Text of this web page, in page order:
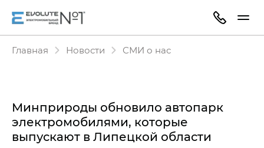
Главная Новости СМИ о нас
Минприроды обновило автопарк
электромобилями, которые
выпускают в Липецкой области